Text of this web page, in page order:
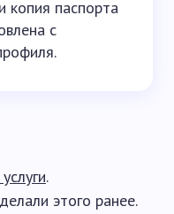
копия паспорта
с
.
этого ранее.